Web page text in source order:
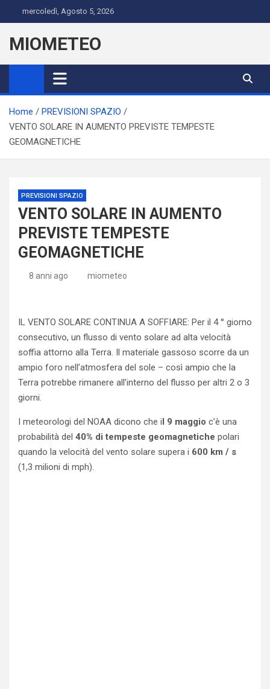
to
content
mercoledì, Agosto 5, 2026
MIOMETEO
Home
PREVISIONI SPAZIO
VENTO SOLARE IN AUMENTO PREVISTE TEMPESTE
GEOMAGNETICHE
PREVISIONI SPAZIO
VENTO SOLARE IN AUMENTO
PREVISTE TEMPESTE
GEOMAGNETICHE
8 anni ago miometeo
IL VENTO SOLARE CONTINUA A SOFFIARE: Per il 4 ° giorno
consecutivo, un flusso di vento solare ad alta velocità
soffia attorno alla Terra. Il materiale gassoso scorre da un
ampio foro nell’atmosfera del sole – così ampio che la
Terra potrebbe rimanere all’interno del flusso per altri 2 o 3
giorni.
I meteorologi del NOAA dicono che il 9 maggio c’è una
probabilità del 40% di tempeste geomagnetiche polari
quando la velocità del vento solare supera i 600 km / s
(1,3 milioni di mph).